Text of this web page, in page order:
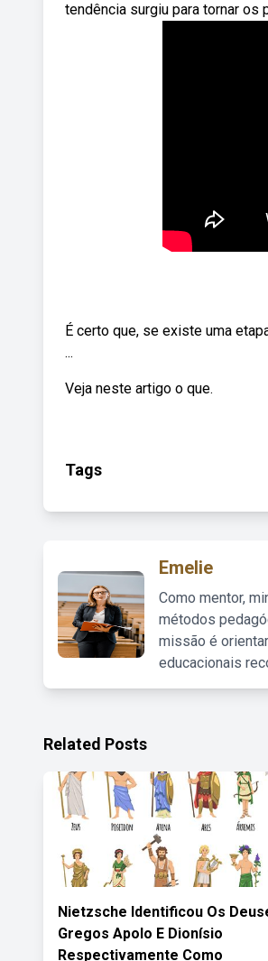
tendência surgiu para tornar
É certo que, se existe uma
...
Veja neste artigo o que.
Tags
Emelie
Como mentor,
métodos
missão é
educacionais
Related Posts
Nietzsche Identificou Os
Gregos Apolo E Dionísio
Respectivamente Como